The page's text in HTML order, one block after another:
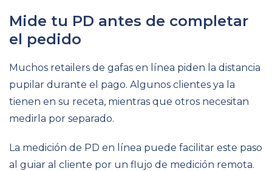
Mide tu PD antes de completar
el pedido
Muchos retailers de gafas en línea piden la distancia
pupilar durante el pago. Algunos clientes ya la
tienen en su receta, mientras que otros necesitan
medirla por separado.
La medición de PD en línea puede facilitar este paso
al guiar al cliente por un flujo de medición remota.